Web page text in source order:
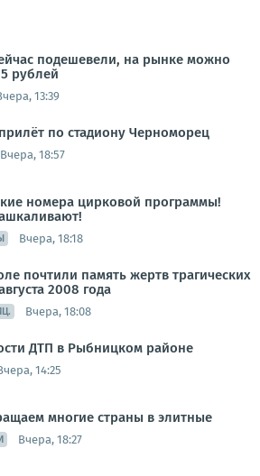
подешевели, на рынке можно
рублей
13:39
по стадиону Черноморец
Вчера, 18:57
номера цирковой программы!
Вчера, 18:18
почтили память жертв трагических
2008 года
Вчера, 18:08
ДТП в Рыбницком районе
14:25
многие страны в элитные
Вчера, 18:27